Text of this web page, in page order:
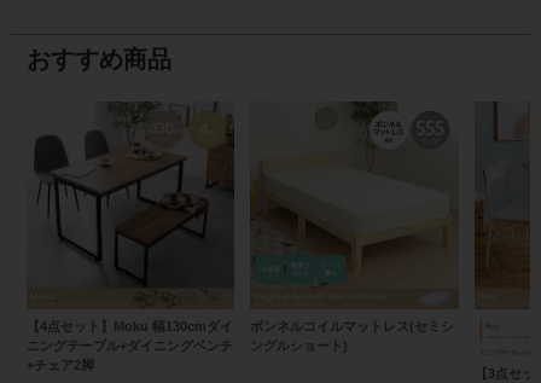
おすすめ商品
【4点セット】Moku 幅130cmダイ
ニングテーブル+ダイニングベンチ
+チェア2脚
ボンネルコイルマットレス(セミシ
ングルショート)
【3点セ